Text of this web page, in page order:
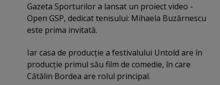
Gazeta Sporturilor a lansat un proiect video -
Open GSP, dedicat tenisului: Mihaela Buzărnescu
este prima invitată.
Iar casa de producţie a festivalului Untold are în
producţie primul său film de comedie, în care
Cătălin Bordea are rolul principal.